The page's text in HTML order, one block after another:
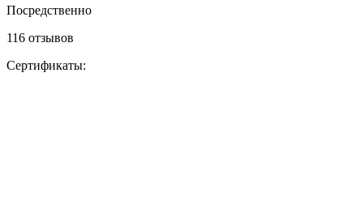
Посредственно
116 отзывов
Сертификаты: